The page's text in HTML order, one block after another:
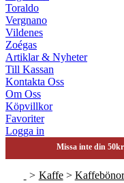
Toraldo
Vergnano
Vildenes
Zoégas
Artiklar & Nyheter
Till Kassan
Kontakta Oss
Om Oss
Köpvillkor
Favoriter
Logga in
Missa inte din
> Kaffe> Kaffebönor